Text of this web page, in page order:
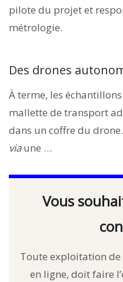
pilote du projet et
métrologie.
Des drones
À terme, les
mallette de transport
dans un coffre du
viaune …
Vous
Toute exploitation
en ligne, doit faire